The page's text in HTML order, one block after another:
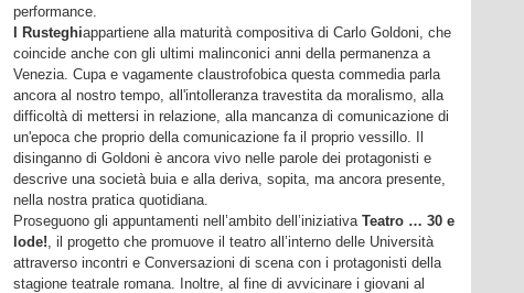
performance.
I Rusteghiappartiene alla maturità compositiva di Carlo Goldoni, che
coincide anche con gli ultimi malinconici anni della permanenza a
Venezia. Cupa e vagamente claustrofobica questa commedia parla
ancora al nostro tempo, all'intolleranza travestita da moralismo, alla
difficoltà di mettersi in relazione, alla mancanza di comunicazione di
un'epoca che proprio della comunicazione fa il proprio vessillo. Il
disinganno di Goldoni è ancora vivo nelle parole dei protagonisti e
descrive una società buia e alla deriva, sopita, ma ancora presente,
nella nostra pratica quotidiana.
Proseguono gli appuntamenti nell’ambito dell’iniziativa Teatro … 30 e
lode! , il progetto che promuove il teatro all’interno delle Università
attraverso incontri e Conversazioni di scena con i protagonisti della
stagione teatrale romana. Inoltre, al fine di avvicinare i giovani al